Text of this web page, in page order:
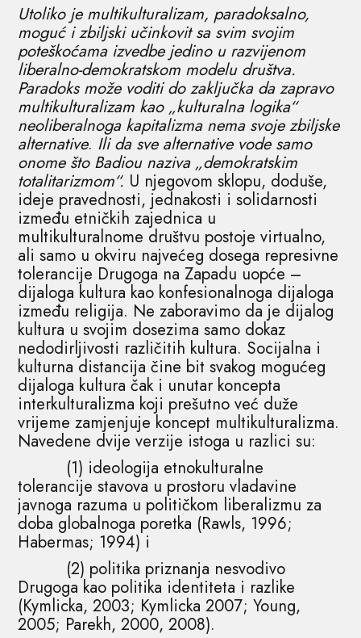
Utoliko je multikulturalizam, paradoksalno,
moguć i zbiljski učinkovit sa svim svojim
poteškoćama izvedbe jedino u razvijenom
liberalno-demokratskom modelu društva.
Paradoks može voditi do zaključka da zapravo
multikulturalizam kao „kulturalna logika“
neoliberalnoga kapitalizma nema svoje zbiljske
alternative. Ili da sve alternative vode samo
onome što Badiou naziva „demokratskim
totalitarizmom“. U njegovom sklopu, doduše,
ideje pravednosti, jednakosti i solidarnosti
između etničkih zajednica u
multikulturalnome društvu postoje virtualno,
ali samo u okviru najvećeg dosega represivne
tolerancije Drugoga na Zapadu uopće –
dijaloga kultura kao konfesionalnoga dijaloga
između religija. Ne zaboravimo da je dijalog
kultura u svojim dosezima samo dokaz
nedodirljivosti različitih kultura. Socijalna i
kulturna distancija čine bit svakog mogućeg
dijaloga kultura čak i unutar koncepta
interkulturalizma koji prešutno već duže
vrijeme zamjenjuje koncept multikulturalizma.
Navedene dvije verzije istoga u razlici su:
(1) ideologija etnokulturalne
tolerancije stavova u prostoru vladavine
javnoga razuma u političkom liberalizmu za
doba globalnoga poretka (Rawls, 1996;
Habermas; 1994) i
(2) politika priznanja nesvodivo
Drugoga kao politika identiteta i razlike
(Kymlicka, 2003; Kymlicka 2007; Young,
2005; Parekh, 2000, 2008).